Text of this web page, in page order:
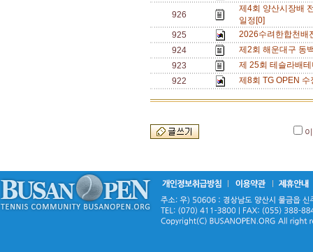
926
제4회 양산시장배
일정[0]
925
2026수려한합천배
924
제2회 해운대구 동
923
제 25회 테슬라배
922
제8회 TG OPEN